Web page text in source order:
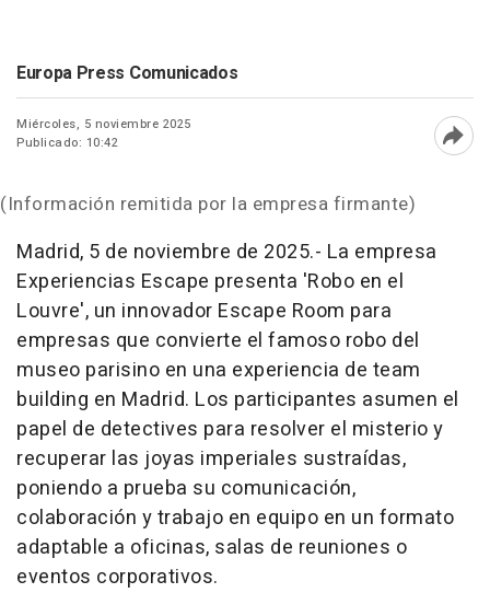
Europa Press Comunicados
Miércoles, 5 noviembre 2025
Publicado: 10:42
(Información remitida por la empresa firmante)
Madrid, 5 de noviembre de 2025.- La empresa
Experiencias Escape presenta 'Robo en el
Louvre', un innovador Escape Room para
empresas que convierte el famoso robo del
museo parisino en una experiencia de team
building en Madrid. Los participantes asumen el
papel de detectives para resolver el misterio y
recuperar las joyas imperiales sustraídas,
poniendo a prueba su comunicación,
colaboración y trabajo en equipo en un formato
adaptable a oficinas, salas de reuniones o
eventos corporativos.